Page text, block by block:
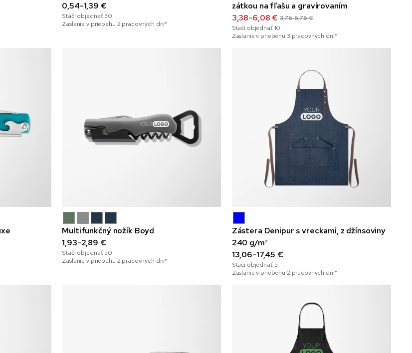
0,54-1,39 €
Stačí objednať50
Zaslanie v priebehu 2 pracovných dní*
zátkou na fľašu a gravírovaním
3,38-6,08 € 3,76-6,76 €
Stačí objednať 10
Zaslanie v priebehu 3 pracovných dní*
Multifunkčný nožík Boyd
1,93-2,89 €
Stačí objednať50
Zaslanie v priebehu 2 pracovných dní*
Zástera Denipur s vreckami, z džínsoviny
240 g/m²
13,06-17,45 €
Stačí objednať5
Zaslanie v priebehu 2 pracovných dní*